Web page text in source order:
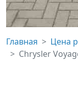
Главная
Цена
Chrysler